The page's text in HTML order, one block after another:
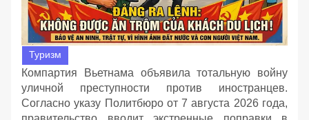
Туризм
Компартия Вьетнама объявила тотальную войну
уличной преступности против иностранцев.
Согласно указу Политбюро от 7 августа 2026 года,